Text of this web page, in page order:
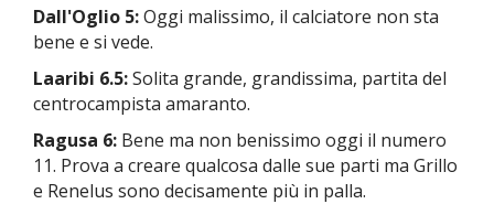
Dall'Oglio 5:Oggi malissimo, il calciatore non sta
bene e si vede.
Laaribi 6.5:Solita grande, grandissima, partita del
centrocampista amaranto.
Ragusa 6: Bene ma non benissimo oggi il numero
11. Prova a creare qualcosa dalle sue parti ma Grillo
e Renelus sono decisamente più in palla.